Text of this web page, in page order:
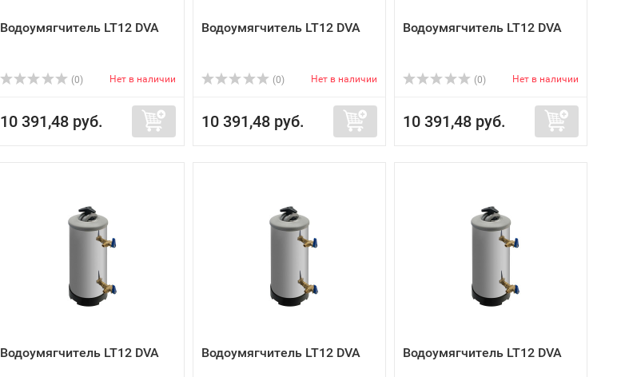
Водоумягчитель LT12 DVA
(0) Нет в наличии
10 391,48 руб.
Водоумягчитель LT12 DVA
(0) Нет в наличии
10 391,48 руб.
Водоумягчитель LT12 DVA
(0) Нет в наличии
10 391,48 руб.
Водоумягчитель LT12 DVA Водоумягчитель LT12 DVA Водоумягчитель LT12 DVA